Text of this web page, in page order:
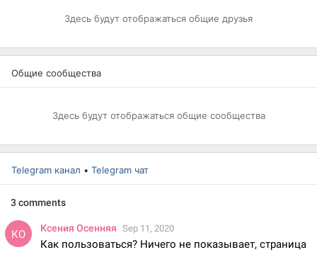
Здесь будут отображаться общие друзья
Общие сообщества
Здесь будут отображаться общие сообщества
Telegram канал • Telegram чат